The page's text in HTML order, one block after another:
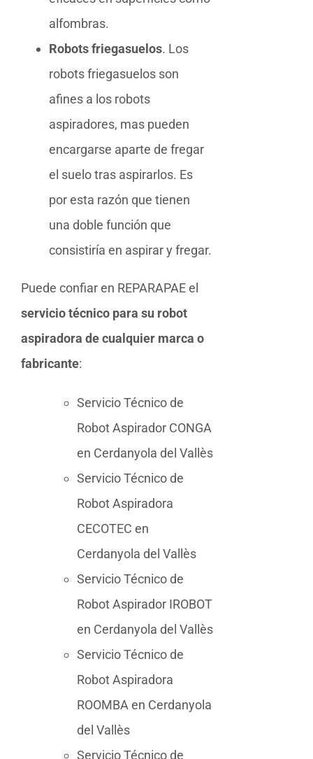
alfombras.
Robots friegasuelos. Los
robots friegasuelos son
afines a los robots
aspiradores, mas pueden
encargarse aparte de fregar
el suelo tras aspirarlos. Es
por esta razón que tienen
una doble función que
consistiría en aspirar y fregar.
Puede confiar en REPARAPAE el
servicio técnico para su robot
aspiradora de cualquier marca o
fabricante:
Servicio Técnico de
Robot Aspirador CONGA
en Cerdanyola del Vallès
Servicio Técnico de
Robot Aspiradora
CECOTEC en
Cerdanyola del Vallès
Servicio Técnico de
Robot Aspirador IROBOT
en Cerdanyola del Vallès
Servicio Técnico de
Robot Aspiradora
ROOMBA en Cerdanyola
del Vallès
Servicio Técnico de